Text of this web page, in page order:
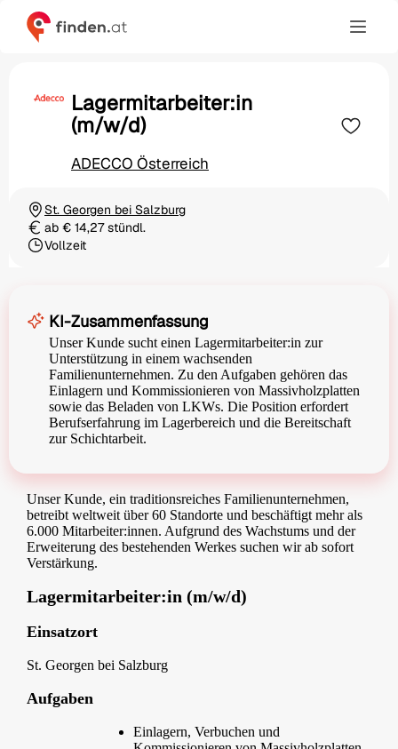
Lagermitarbeiter:in
(m/w/d)
ADECCO Österreich
Ortschaft
St. Georgen bei Salzburg
Gehaltab € 14,27 stündl.
Beschäftigungsart
Vollzeit
KI-Zusammenfassung
Unser Kunde sucht einen Lagermitarbeiter:in zur
Unterstützung in einem wachsenden
Familienunternehmen. Zu den Aufgaben gehören das
Einlagern und Kommissionieren von Massivholzplatten
sowie das Beladen von LKWs. Die Position erfordert
Berufserfahrung im Lagerbereich und die Bereitschaft
zur Schichtarbeit.
Unser Kunde, ein traditionsreiches Familienunternehmen,
betreibt weltweit über 60 Standorte und beschäftigt mehr als
6.000 Mitarbeiter:innen. Aufgrund des Wachstums und der
Erweiterung des bestehenden Werkes suchen wir ab sofort
Verstärkung.
Lagermitarbeiter:in (m/w/d)
Einsatzort
St. Georgen bei Salzburg
Aufgaben
Einlagern, Verbuchen und